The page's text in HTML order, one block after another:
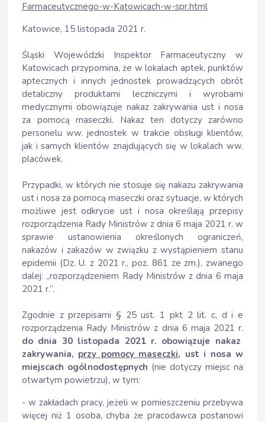
Farmaceutycznego-w-Katowicach-w-spr.html
Katowice, 15 listopada 2021 r.
Śląski Wojewódzki Inspektor Farmaceutyczny w
Katowicach przypomina, że w lokalach aptek, punktów
aptecznych i innych jednostek prowadzących obrót
detaliczny produktami leczniczymi i wyrobami
medycznymi obowiązuje nakaz zakrywania ust i nosa
za pomocą maseczki. Nakaz ten dotyczy zarówno
personelu ww. jednostek w trakcie obsługi klientów,
jak i samych klientów znajdujących się w lokalach ww.
placówek.
Przypadki, w których nie stosuje się nakazu zakrywania
ust i nosa za pomocą maseczki oraz sytuacje, w których
możliwe jest odkrycie ust i nosa określają przepisy
rozporządzenia Rady Ministrów z dnia 6 maja 2021 r. w
sprawie ustanowienia określonych ograniczeń,
nakazów i zakazów w związku z wystąpieniem stanu
epidemii (Dz. U. z 2021 r., poz. 861 ze zm.), zwanego
dalej: „rozporządzeniem Rady Ministrów z dnia 6 maja
2021 r.”.
Zgodnie z przepisami § 25 ust. 1 pkt 2 lit. c, d i e
rozporządzenia Rady Ministrów z dnia 6 maja 2021 r.
do dnia 30 listopada 2021 r. obowiązuje nakaz
zakrywania, przy pomocy maseczki, ust i nosa w
miejscach ogólnodostępnych (nie dotyczy miejsc na
otwartym powietrzu), w tym:
- w zakładach pracy, jeżeli w pomieszczeniu przebywa
więcej niż 1 osoba, chyba że pracodawca postanowi